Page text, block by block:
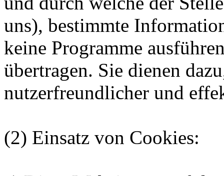
uns), bestimmte
keine Programme
übertragen. Sie dienen
nutzerfreundlicher und
(2) Einsatz von Cookies: